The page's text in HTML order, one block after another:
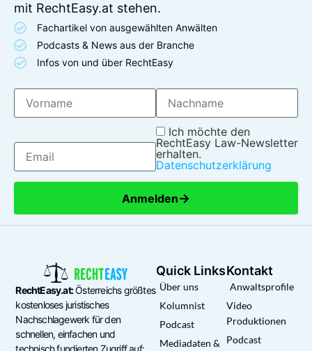
mit RechtEasy.at stehen.
Fachartikel von ausgewählten Anwälten
Podcasts & News aus der Branche
Infos von und über RechtEasy
Ich möchte den
RechtEasy Law-Newsletter
erhalten.
Datenschutzerklärung
Anmelden→
RechtEasy.at:Österreichs größtes
kostenloses juristisches
Nachschlagewerk für den
schnellen, einfachen und
Quick Links
Über uns
Kolumnist
Podcast
Mediadaten &
Kontakt
Anwaltsprofile
Video
Produktionen
Podcast